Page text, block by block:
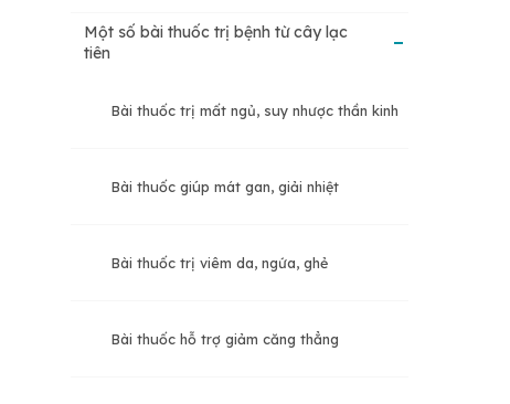
Một số bài thuốc trị bệnh từ cây lạc
tiên
Bài thuốc trị mất ngủ, suy nhược thần kinh
Bài thuốc giúp mát gan, giải nhiệt
Bài thuốc trị viêm da, ngứa, ghẻ
Bài thuốc hỗ trợ giảm căng thẳng